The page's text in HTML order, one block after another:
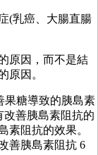
(乳癌、大腸直腸
原因，而不是結
原因。
果糖導致的胰島素
改善胰島素阻抗的
素阻抗的效果。
善胰島素阻抗 6